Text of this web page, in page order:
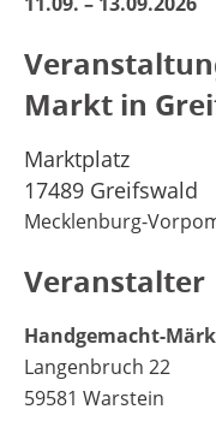
Markt in
Marktplatz
17489 Greifswald
Mecklenburg-
Veranstalter
Handgemacht-
Langenbruch 22
59581 Warstein